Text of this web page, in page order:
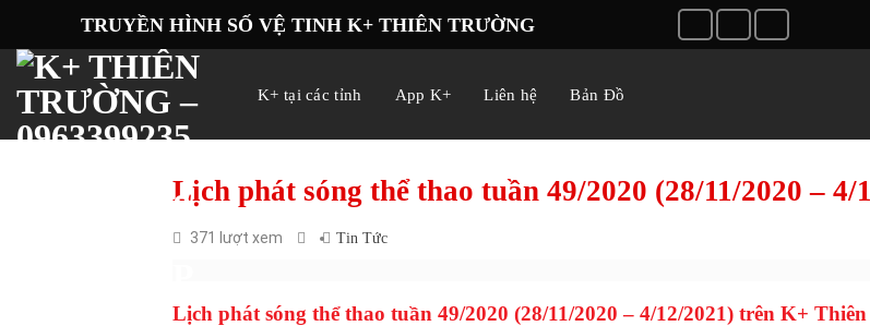
content
TRUYỀN HÌNH SỐ VỆ TINH K+ THIÊN TRƯỜNG
K+ tại các tỉnh App K+ Liên hệ Bản Đồ
Lịch phát sóng thể thao tuần 49/2020 (28/11/2020 –
371 lượt xem Tin Tức
Lịch phát sóng thể thao tuần 49/2020 (28/11/2020 – 4/12/2021) trên K+